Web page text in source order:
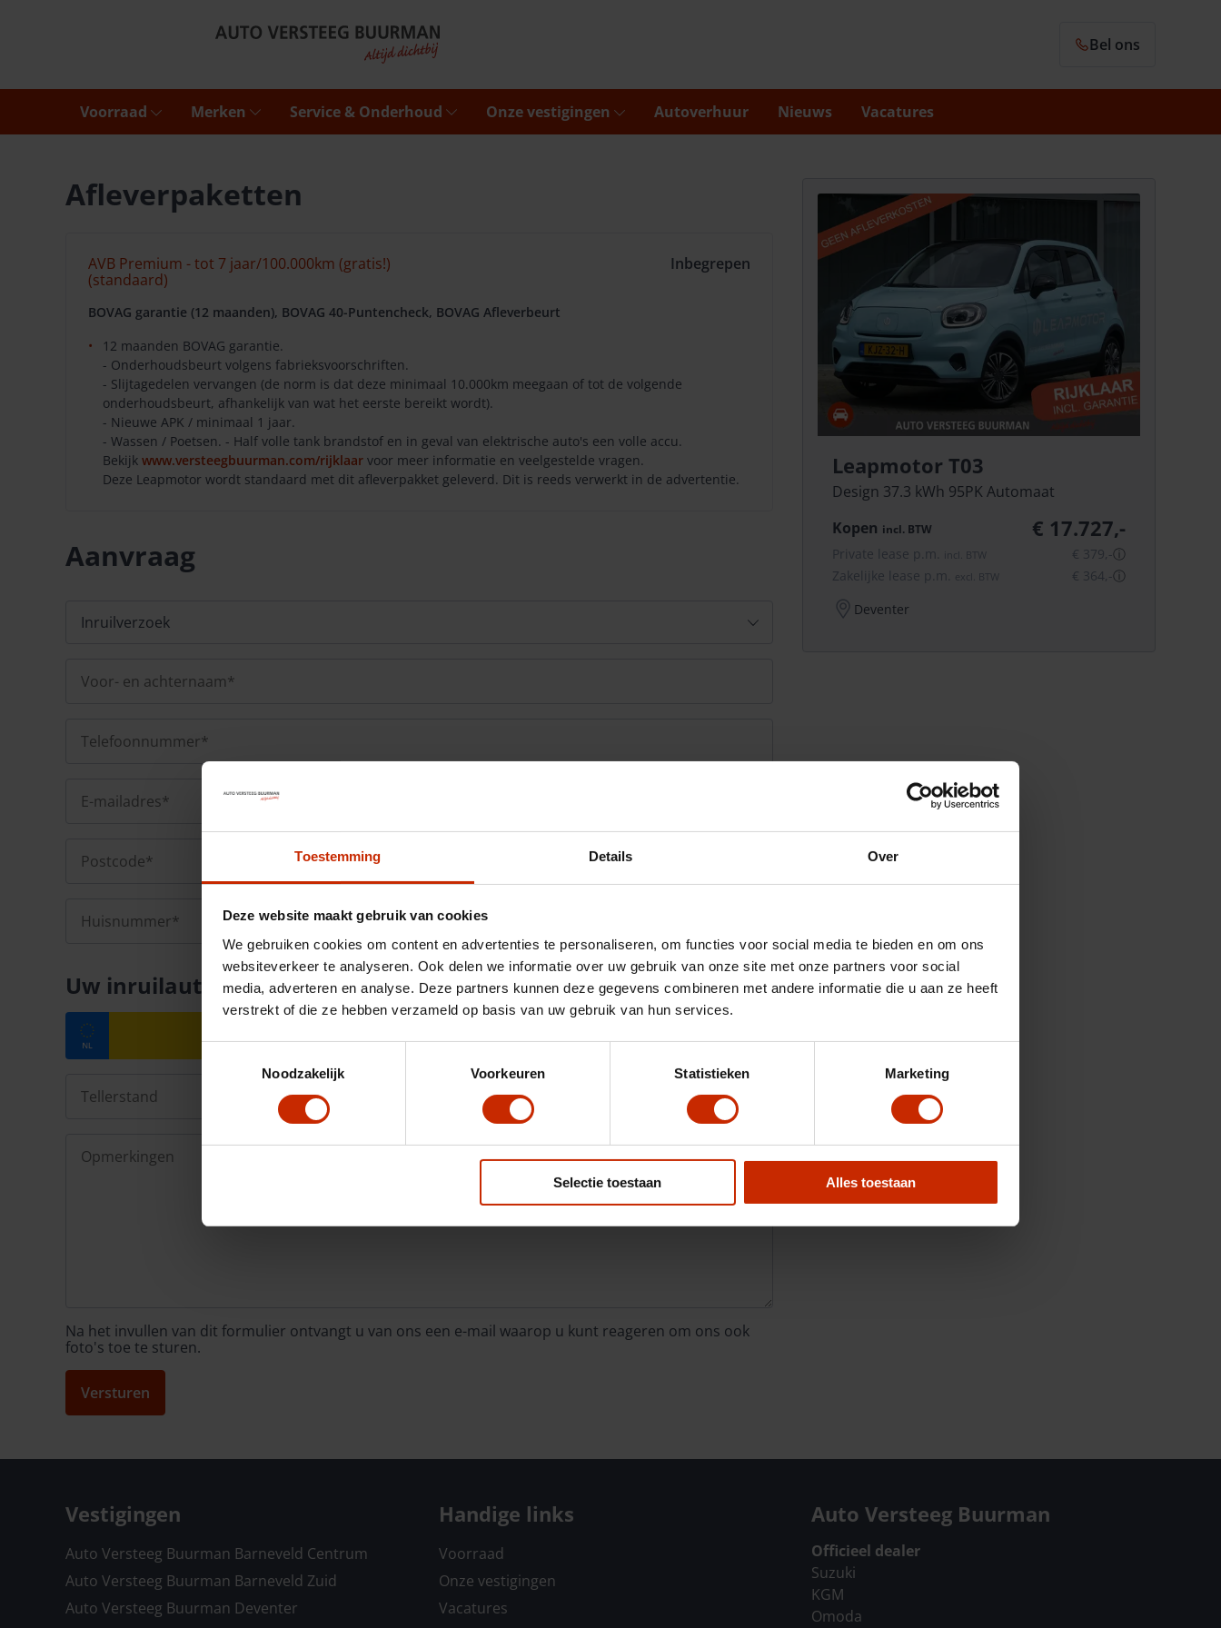
Toestemming Details Over
Deze website maakt gebruik van cookies
We gebruiken cookies om content en advertenties te personaliseren, om functies voor social media te bieden en om ons
websiteverkeer te analyseren. Ook delen we informatie over uw gebruik van onze site met onze partners voor social
media, adverteren en analyse. Deze partners kunnen deze gegevens combineren met andere informatie die u aan ze heeft
verstrekt of die ze hebben verzameld op basis van uw gebruik van hun services.
Noodzakelijk
Voorkeuren Statistieken Marketing
Selectie toestaan Alles toestaan
Bel ons
Voorraad Merken Service & Onderhoud Onze vestigingen Autoverhuur Nieuws Vacatures
Afleverpaketten
AVB Premium - tot 7 jaar/100.000km (gratis!)
(standaard)
Inbegrepen
BOVAG garantie (12 maanden), BOVAG 40-Puntencheck, BOVAG Afleverbeurt
12 maanden BOVAG garantie.
- Onderhoudsbeurt volgens fabrieksvoorschriften.
- Slijtagedelen vervangen (de norm is dat deze minimaal 10.000km meegaan of tot de volgende
onderhoudsbeurt, afhankelijk van wat het eerste bereikt wordt).
- Nieuwe APK / minimaal 1 jaar.
- Wassen / Poetsen. - Half volle tank brandstof en in geval van elektrische auto's een volle accu.
Bekijk www.versteegbuurman.com/rijklaar voor meer informatie en veelgestelde vragen.
Deze Leapmotor wordt standaard met dit afleverpakket geleverd. Dit is reeds verwerkt in de advertentie.
Aanvraag
Uw inruilauto
Na het invullen van dit formulier ontvangt u van ons een e-mail waarop u kunt reageren om ons ook
foto's toe te sturen.
Versturen
Leapmotor T03
Design 37.3 kWh 95PK Automaat
Kopen incl.BTW € 17.727,-
Private lease p.m. incl. BTW € 379,-ⓘ
Zakelijke lease p.m.
excl. BTW € 364,-ⓘ
Deventer
Vestigingen
Auto Versteeg Buurman Barneveld Centrum
Auto Versteeg Buurman Barneveld Zuid
Auto Versteeg Buurman Deventer
Handige links
Voorraad
Onze vestigingen
Vacatures
Auto Versteeg Buurman
Officieel dealer
Suzuki
KGM
Omoda